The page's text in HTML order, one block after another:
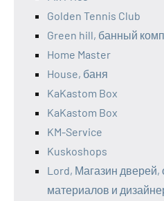
Golden Tennis Club
Green hill, банный
Home Master
House, баня
KaKastom Box
KaKastom Box
KM-Service
Kuskoshops
Lord, Магазин дверей,
материалов и